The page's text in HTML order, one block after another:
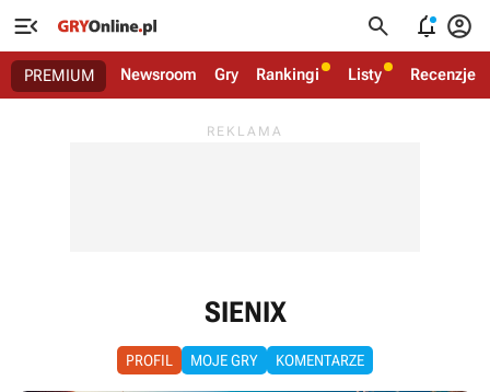
   
PREMIUM Newsroom Gry Rankingi Listy Recenzje
SIENIX
PROFIL MOJE GRY KOMENTARZE